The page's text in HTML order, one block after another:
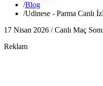
/Blog
/Udinese - Parma Canlı
17 Nisan 2026 /Canlı Maç
Reklam